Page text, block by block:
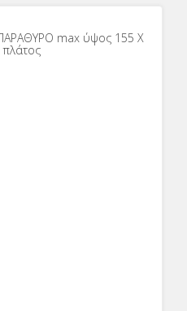
max ύψος 155 Χ